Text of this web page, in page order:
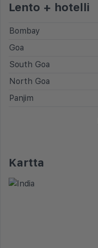
Lento + hotelli
Bombay
Goa
South Goa
North Goa
Panjim
Kartta